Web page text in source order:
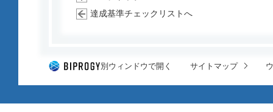
達成基準チェックリストへ
別ウィンドウで開く サイトマップ